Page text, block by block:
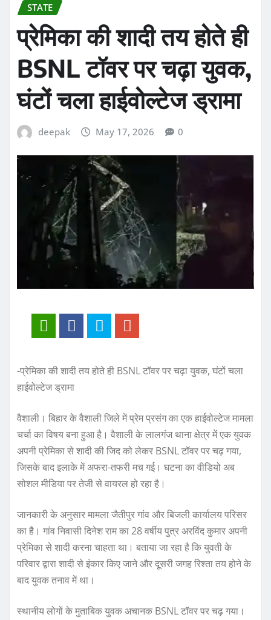
STATE
प्रेमिका की शादी तय होते ही
BSNL टॉवर पर चढ़ा युवक,
घंटों चला हाईवोल्टेज ड्रामा
deepak May 17, 2026 0
-प्रेमिका की शादी तय होते ही BSNL टॉवर पर चढ़ा युवक, घंटों चला
हाईवोल्टेज ड्रामा
वैशाली। बिहार के वैशाली जिले में प्रेम प्रसंग का एक हाईवोल्टेज मामला
चर्चा का विषय बना हुआ है। वैशाली के लालगंज थाना क्षेत्र में एक युवक
अपनी प्रेमिका से शादी की जिद को लेकर BSNL टॉवर पर चढ़ गया,
जिसके बाद इलाके में अफरा-तफरी मच गई। घटना का वीडियो अब
सोशल मीडिया पर तेजी से वायरल हो रहा है।
जानकारी के अनुसार मामला जैतीपुर गांव और बिजली कार्यालय परिसर
का है। गांव निवासी दिनेश राम का 28 वर्षीय पुत्र अरविंद कुमार अपनी
प्रेमिका से शादी करना चाहता था। बताया जा रहा है कि युवती के
परिवार द्वारा शादी से इंकार किए जाने और दूसरी जगह रिश्ता तय होने के
बाद युवक तनाव में था।
स्थानीय लोगों के मुताबिक युवक अचानक BSNL टॉवर पर चढ़ गया।